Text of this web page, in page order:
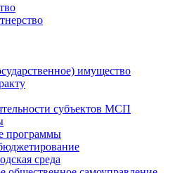
имущество
субъектов МСП
программы
среда